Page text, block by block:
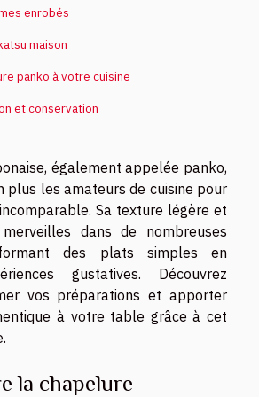
enrobés
maison
panko à votre cuisine
et conservation
également appelée panko,
plus les amateurs de cuisine pour
Sa texture légère et
dans de nombreuses
des plats simples en
gustatives. Découvrez
vos préparations et apporter
à votre table grâce à cet
la chapelure